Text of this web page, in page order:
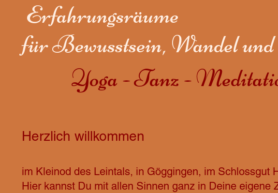
Erfahrungsräume
für Bewusstsein, Wandel
Yoga - Tanz -
Herzlich willkommen
im Kleinod des Leintals, in Göggingen, im Schlossgut
Hier kannst Du mit allen Sinnen ganz in Deine eigene